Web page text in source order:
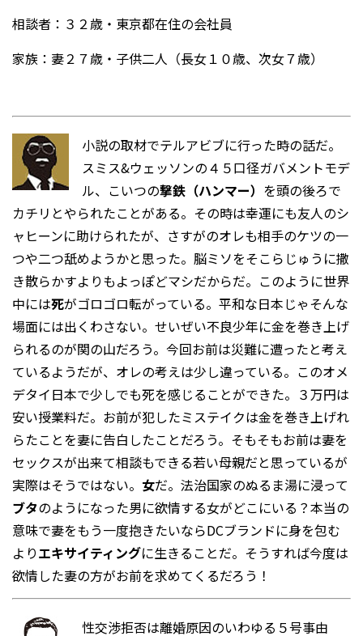
相談者：３２歳・東京都在住の会社員
家族：妻２７歳・子供二人（長女１０歳、次女７歳）
小説の取材でテルアビブに行った時の話だ。
スミス&ウェッソンの４５口径ガバメントモデ
ル、こいつの撃鉄（ハンマー） を頭の後ろで
カチリとやられたことがある。その時は幸運にも友人のシ
ャヒーンに助けられたが、さすがのオレも相手のケツの一
つや二つ舐めようかと思った。脳ミソをそこらじゅうに撒
き散らかすよりもよっぽどマシだからだ。このように世界
中には死がゴロゴロ転がっている。平和な日本じゃそんな
場面には出くわさない。せいぜい不良少年に金を巻き上げ
られるのが関の山だろう。今回お前は災難に遭ったと考え
ているようだが、オレの考えは少し違っている。このオメ
デタイ日本で少しでも死を感じることができた。３万円は
安い授業料だ。お前が犯したミステイクは金を巻き上げれ
らたことを妻に告白したことだろう。そもそもお前は妻を
セックスが出来て相談もできる若い母親だと思っているが
実際はそうではない。 女だ。法治国家のぬるま湯に浸って
ブタのようになった男に欲情する女がどこにいる？本当の
意味で妻をもう一度抱きたいならDCブランドに身を包む
よりエキサイティングに生きることだ。そうすれば今度は
欲情した妻の方がお前を求めてくるだろう！
性交渉拒否は離婚原因のいわゆる５号事由